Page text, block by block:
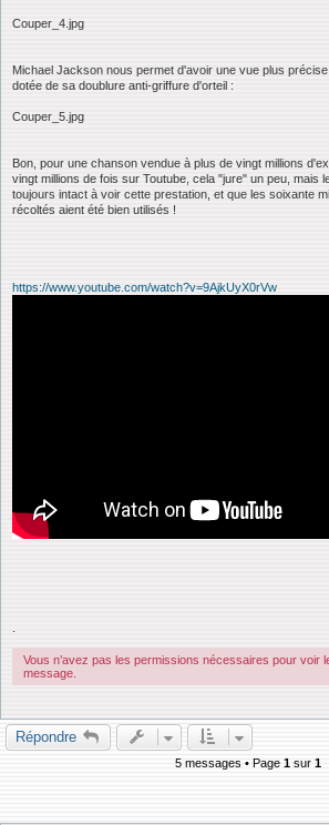
Couper_4.jpg
Michael Jackson nous permet d'avoir une vue plus
dotée de sa doublure anti-griffure d'orteil :
Couper_5.jpg
Bon, pour une chanson vendue à plus de vingt millions
vingt millions de fois sur Toutube, cela "jure" un peu, mais
toujours intact à voir cette prestation, et que les soixante
récoltés aient été bien utilisés !
https://www.youtube.com/watch?v=9AjkUyX0rVw
Vous n’avez pas les permissions nécessaires pour voir
message.
Répondre
5 messages • Page 1 sur 1